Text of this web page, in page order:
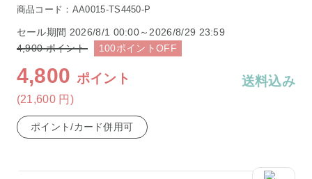
商品コード：AA0015-TS4450-P
セール期間 2026/8/1 00:00～2026/8/29 23:59
4,900ポイント 100ポイントOFF
4,800 ポイント
(21,600 円 )
送料込み
ポイント/カード併用可